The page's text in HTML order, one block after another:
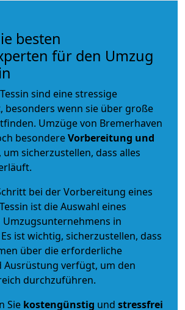
besten
für den Umzug
sind eine stressige
besonders wenn sie über große
Umzüge von Bremerhaven
besondereVorbereitung und
, um sicherzustellen, dass alles
bei der Vorbereitung eines
ist die Auswahl eines
Umzugsunternehmens in
ist wichtig, sicherzustellen, dass
über die erforderliche
Ausrüstung verfügt, um den
durchzuführen.
Sie kostengünstig und stressfrei